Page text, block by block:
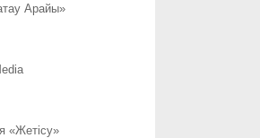
мониторинг приграничных территорий
Арайы»
«Жетісу»